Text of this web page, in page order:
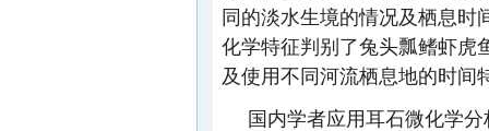
同的淡水生境的情况及栖息时
化学特征判别了兔头瓢鳍虾虎
及使用不同河流栖息地的时间
国内学者应用耳石微化学